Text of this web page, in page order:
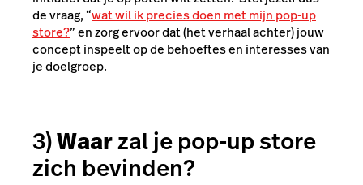
de vraag, “wat wil ik precies doen met mijn pop-up
store?” en zorg ervoor dat (het verhaal achter) jouw
concept inspeelt op de behoeftes en interesses van
je doelgroep.
3)Waarzal je pop-up store
zich bevinden?